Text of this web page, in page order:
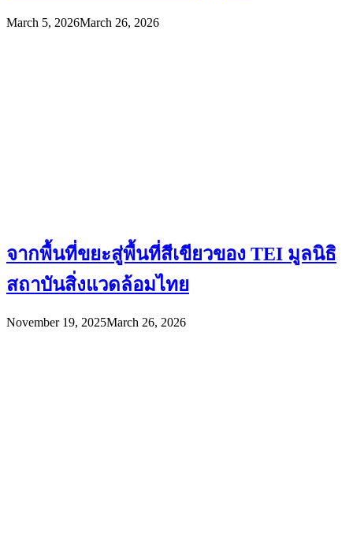
March 5, 2026March 26, 2026
จากพื้นที่ขยะสู่พื้นที่สีเขียวของ TEI มูลนิธิ
สถาบันสิ่งแวดล้อมไทย
November 19, 2025March 26, 2026